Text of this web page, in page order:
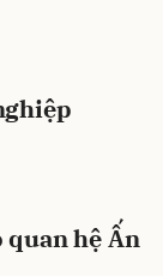
quan hệ Ấn